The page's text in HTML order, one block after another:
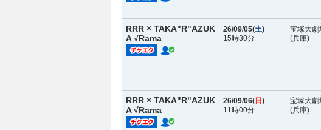
RRR × TAKA"R"AZUK
A √Rama
26/09/05(土)
15時30分
宝塚大劇
(兵庫)
RRR × TAKA"R"AZUK
A √Rama
26/09/06( 日 )
11時00分
宝塚大劇
(兵庫)